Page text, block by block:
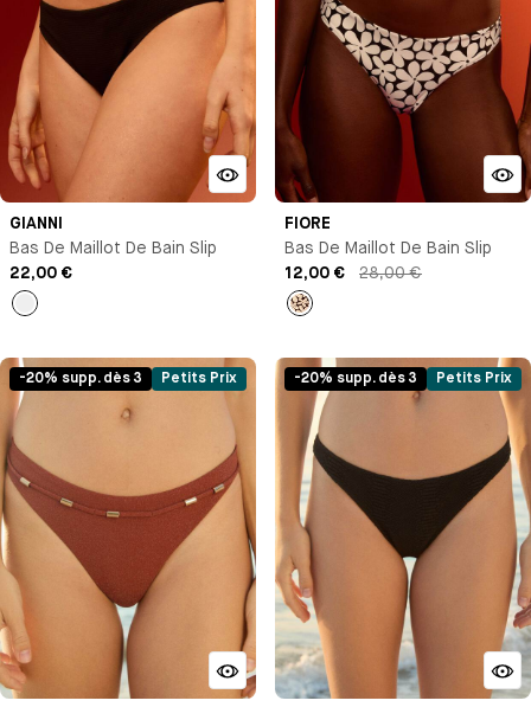
GIANNI
Bas De Maillot De Bain Slip
22,00 €
FIORE
Bas De Maillot De Bain Slip
12,00 €
28,00 €
-20% supp. dès 3 Petits Prix -20% supp. dès 3 Petits Prix